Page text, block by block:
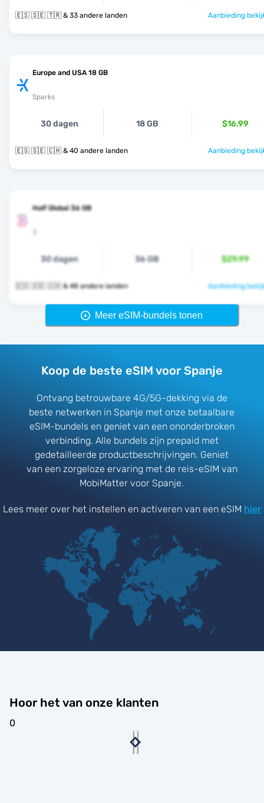
🇪🇸 🇸🇪 🇹🇷 & 33 andere landen Aanbieding
Europe and USA 18 GB
Sparks
30 dagen 18 GB $16.99
🇪🇸 🇸🇪 🇨🇭 & 40 andere landen Aanbieding
Half Global 36 GB
30 dagen 36 GB $29.99
🇪🇸 🇸🇪 🇨🇭 & 48 andere landen Aanbieding
Meer eSIM-bundels tonen
Koop de beste eSIM voor Spanje
Ontvang betrouwbare 4G/5G-dekking via de
beste netwerken in Spanje met onze betaalbare
eSIM-bundels en geniet van een ononderbroken
verbinding. Alle bundels zijn prepaid met
gedetailleerde productbeschrijvingen. Geniet
van een zorgeloze ervaring met de reis-eSIM van
MobiMatter voor Spanje.
Lees meer over het instellen en activeren van een eSIM hier
Hoor het van onze klanten
0